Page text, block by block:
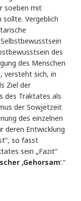
soeben mit
Vergeblich
des
des Menschen
versteht sich, in
Ziel der
des Traktates als
der Sowjetzeit
des einzelnen
deren Entwicklung
so fasst
sein „Fazit“
‚Gehorsam‘.“